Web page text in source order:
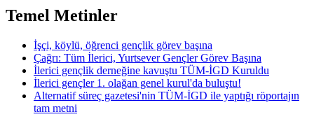
Temel Metinler
İşçi, köylü, öğrenci gençlik görev başına
Çağrı: Tüm İlerici, Yurtsever Gençler Görev Başına
İlerici gençlik derneğine kavuştu TÜM-İGD Kuruldu
İlerici gençler 1. olağan genel kurul'da buluştu!
Alternatif süreç gazetesi'nin TÜM-İGD ile yaptığı röportajın
tam metni